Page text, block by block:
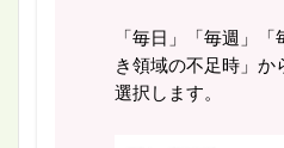
「毎日」「毎週」
き領域の不足時」か
選択します。